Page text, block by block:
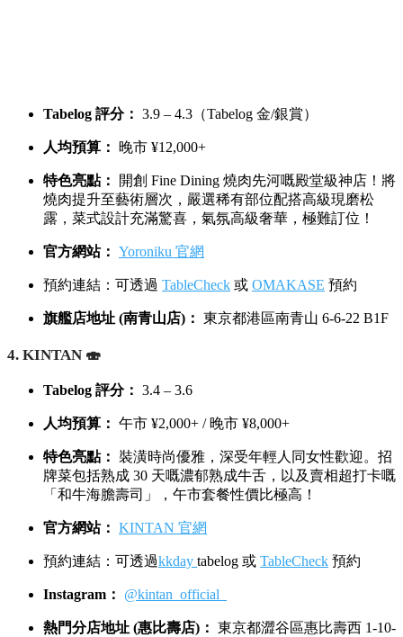
Tabelog 評分： 3.9 – 4.3（Tabelog 金/銀賞）
人均預算： 晚市 ¥12,000+
特色亮點：
開創 Fine Dining 燒肉先河嘅殿堂級神店！將
燒肉提升至藝術層次，嚴選稀有部位配搭高級現磨松
露，菜式設計充滿驚喜，氣氛高級奢華，極難訂位！
官方網站： Yoroniku 官網
預約連結：可透過 TableCheck 或 OMAKASE 預約
旗艦店地址 (南青山店)： 東京都港區南青山 6-6-22 B1F
4. KINTAN 🍣
Tabelog 評分： 3.4 – 3.6
人均預算： 午市 ¥2,000+ / 晚市 ¥8,000+
特色亮點：
裝潢時尚優雅，深受年輕人同女性歡迎。招
牌菜包括熟成 30 天嘅濃郁熟成牛舌，以及賣相超打卡嘅
「和牛海膽壽司」，午市套餐性價比極高！
官方網站： KINTAN 官網
預約連結：可透過kkday tabelog 或 TableCheck 預約
Instagram： @kintan_official_
熱門分店地址 (惠比壽店)： 東京都澀谷區惠比壽西 1-10-